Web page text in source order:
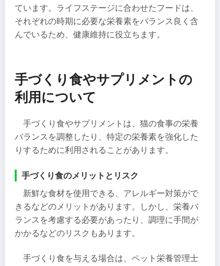
ています。ライフステージに合わせたフードは、
それぞれの時期に必要な栄養素をバランス良く含
んでいるため、健康維持に役立ちます。
手づくり食やサプリメントの
利用について
手づくり食やサプリメントは、猫の食事の栄養
バランスを調整したり、特定の栄養素を強化した
りするために利用されることがあります。
手づくり食のメリットとリスク
新鮮な食材を使用できる、アレルギー対策がで
きるなどのメリットがあります。しかし、栄養バ
ランスを考慮する必要があったり、調理に手間が
かかるなどのリスクもあります。
手づくり食を与える場合は、ペット栄養管理士